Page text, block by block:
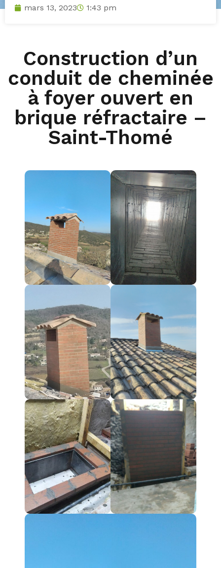
mars 13, 2023 1:43 pm
Construction d’un
conduit de cheminée
à foyer ouvert en
brique réfractaire –
Saint-Thomé